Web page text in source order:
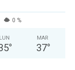
0 %
LUN
°
MAR
37°